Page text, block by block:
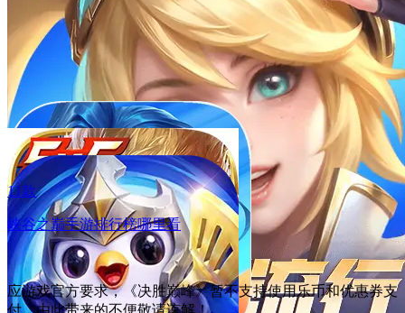
11.12
变形金刚联动重磅来袭！
11.12
变形金刚联动重磅来袭！
11款
峡谷之巅手游排行榜哪里看
温馨提示
应游戏官方要求，《决胜巅峰》暂不支持使用乐币和优惠券支
付，由此带来的不便敬请谅解！